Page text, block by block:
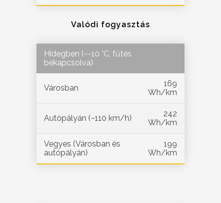
Valódi fogyasztás
Hidegben (~-10 °C, fűtés
bekapcsolva)
Városban
169
Wh/km
Autópályán (~110 km/h)
242
Wh/km
Vegyes (Városban és
autópályán)
199
Wh/km